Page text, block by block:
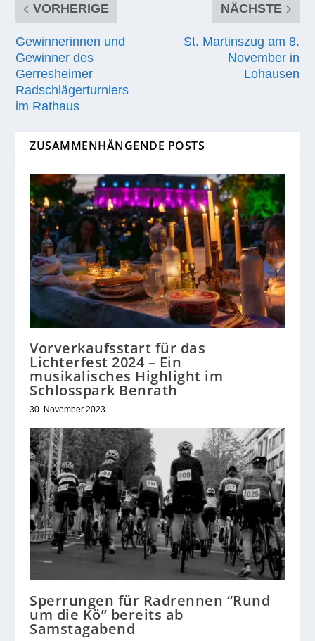
VORHERIGE
Gewinnerinnen und
Gewinner des
Gerresheimer
Radschlägerturniers
im Rathaus
NÄCHSTE
St. Martinszug am 8.
November in
Lohausen
ZUSAMMENHÄNGENDE POSTS
Vorverkaufsstart für das
Lichterfest 2024 – Ein
musikalisches Highlight im
Schlosspark Benrath
30. November 2023
Sperrungen für Radrennen “Rund
um die Kö” bereits ab
Samstagabend